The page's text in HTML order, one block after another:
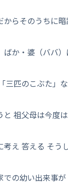
らそのうちに
か・婆（ババ
三匹のこぶた」
祖父母は今度
え 答える そう
の幼い出来事